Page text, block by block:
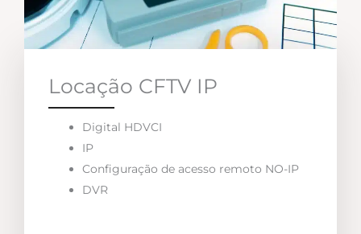
Locação CFTV IP
Digital HDVCI
IP
Configuração de acesso remoto NO-IP
DVR